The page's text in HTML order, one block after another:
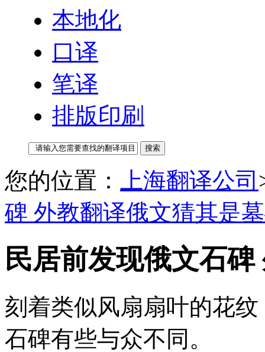
本地化
口译
笔译
排版印刷
您的位置： 上海翻译公司
碑 外教翻译俄文猜其是
民居前发现俄文石
刻着类似风扇扇叶的花
石碑有些与众不同。